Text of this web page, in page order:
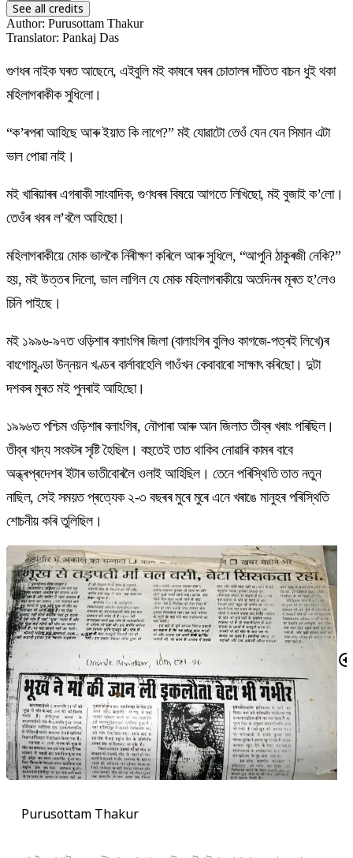
See all credits
Author: Purusottam Thakur
Translator: Pankaj Das
গুণধৰ নাইক ঘৰত আছেনে, এইবুলি মই কাষৰে ঘৰৰ চোতালৰ দাঁতিত বাচন ধুই থকা
মহিলাগৰাকীক সুধিলো।
“ক’ৰপৰা আহিছে আৰু ইয়াত কি লাগে?” মই যোৱাটো তেওঁ যেন যেন সিমান এটা
ভাল পোৱা নাই।
মই খাৰিয়াৰৰ এগৰাকী সাংবাদিক, গুণধৰৰ বিষয়ে আগতে লিখিছো, মই বুজাই ক’লো।
তেওঁৰ খবৰ ল’বলৈ আহিছো।
মহিলাগৰাকীয়ে মোক ভালকৈ নিৰীক্ষণ কৰিলে আৰু সুধিলে, “আপুনি ঠাকুৰজী নেকি?”
হয়, মই উত্তৰ দিলো, ভাল লাগিল যে মোক মহিলাগৰাকীয়ে অতদিনৰ মূৰত হ’লেও
চিনি পাইছে।
মই ১৯৯৬-৯৭ত ওড়িশাৰ বলাংগিৰ জিলা (বালাংগিৰ বুলিও কাগজে-পত্ৰই লিখে)ৰ
বাংগোমুণ্ডা উন্নয়ন খণ্ডৰ বাৰ্লাবাহেলি গাওঁখন কেবাবাৰো সাক্ষাৎ কৰিছো। দুটা
দশকৰ মুৰত মই পুনৰাই আহিছো।
১৯৯৬ত পশ্চিম ওড়িশাৰ বলাংগিৰ, নৌপাৰা আৰু আন জিলাত তীব্ৰ খৰাং পৰিছিল।
তীব্ৰ খাদ্য সংকটৰ সৃষ্টি হৈছিল। বহুতেই তাত থাকিব নোৱাৰি কামৰ বাবে
অন্ধ্ৰপ্ৰদেশৰ ইটাৰ ভাতীবোৰলৈ ওলাই আহিছিল। তেনে পৰিস্থিতি তাত নতুন
নাছিল, সেই সময়ত প্ৰত্যেক ২-৩ বছৰৰ মুৰে মুৰে এনে খৰাঙে মানুহৰ পৰিস্থিতি
শোচনীয় কৰি তুলিছিল।
Purusottam Thakur